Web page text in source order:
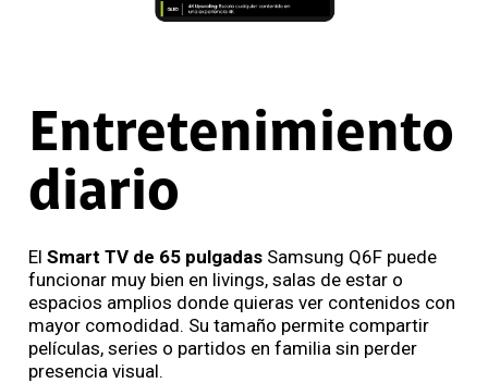
Entretenimiento
diario
El Smart TV de 65 pulgadas Samsung Q6F puede
funcionar muy bien en livings, salas de estar o
espacios amplios donde quieras ver contenidos con
mayor comodidad. Su tamaño permite compartir
películas, series o partidos en familia sin perder
presencia visual.